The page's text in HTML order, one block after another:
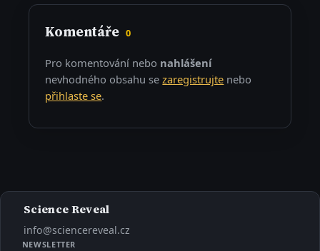
Komentáře 0
Pro komentování nebo nahlášení
nevhodného obsahu sezaregistrujte nebo
přihlaste se.
Science Reveal
info@sciencereveal.cz
NEWSLETTER